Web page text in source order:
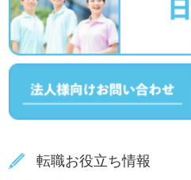
転職お役立ち情報